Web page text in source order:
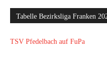
Tabelle Bezirksliga Franken
TSV Pfedelbach auf FuPa